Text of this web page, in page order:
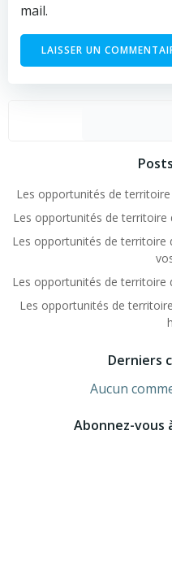
mail.
Les opportunités de
Les opportunités de territoire
Les opportunités de territoire
Les opportunités de territoire
Les opportunités de
Derniers
Aucun
Abonnez-